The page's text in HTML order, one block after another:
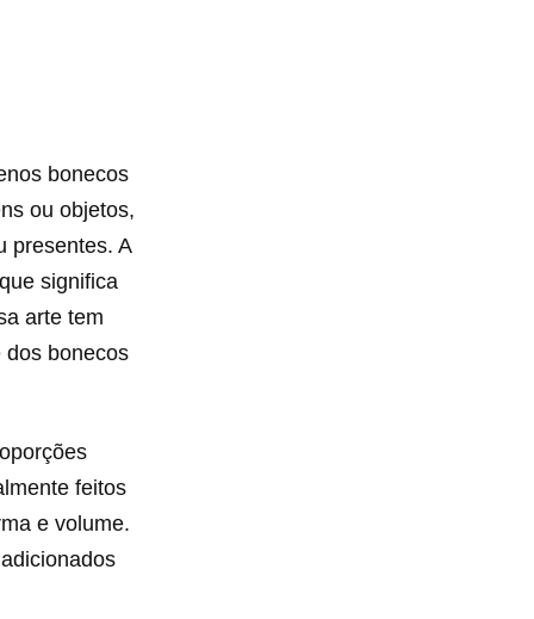
bonecos
ou objetos,
presentes. A
significa
arte tem
dos bonecos
feitos
e volume.